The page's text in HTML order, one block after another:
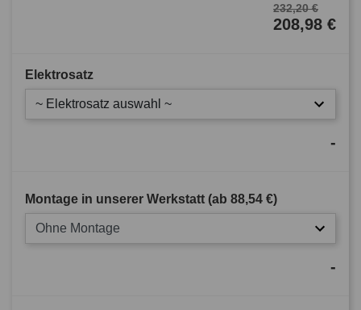
232,20 €
208,98 €
Elektrosatz
~ Elektrosatz auswahl ~
-
Montage in unserer Werkstatt (ab 88,54 €)
Ohne Montage
-